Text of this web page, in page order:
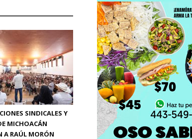
SINDICALES Y
MICHOACÁN
A RAÚL MORÓN